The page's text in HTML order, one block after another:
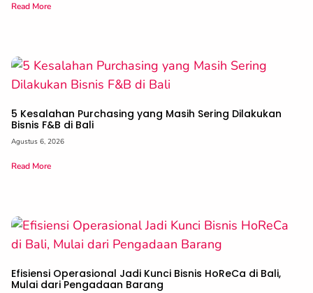
Read More
5 Kesalahan Purchasing yang Masih Sering Dilakukan
Bisnis F&B di Bali
Agustus 6, 2026
Read More
Efisiensi Operasional Jadi Kunci Bisnis HoReCa di Bali,
Mulai dari Pengadaan Barang